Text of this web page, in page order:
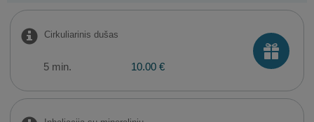
Cirkuliarinis dušas
5 min. 10.00 €